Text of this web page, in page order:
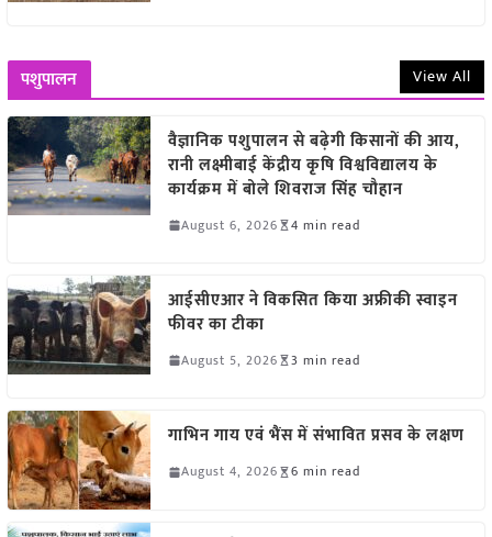
पशुपालन View All
वैज्ञानिक पशुपालन से बढ़ेगी किसानों की आय,
रानी लक्ष्मीबाई केंद्रीय कृषि विश्वविद्यालय के
कार्यक्रम में बोले शिवराज सिंह चौहान
August 6, 2026 4 min read
आईसीएआर ने विकसित किया अफ्रीकी स्वाइन
फीवर का टीका
August 5, 2026 3 min read
गाभिन गाय एवं भैंस में संभावित प्रसव के लक्षण
August 4, 2026 6 min read